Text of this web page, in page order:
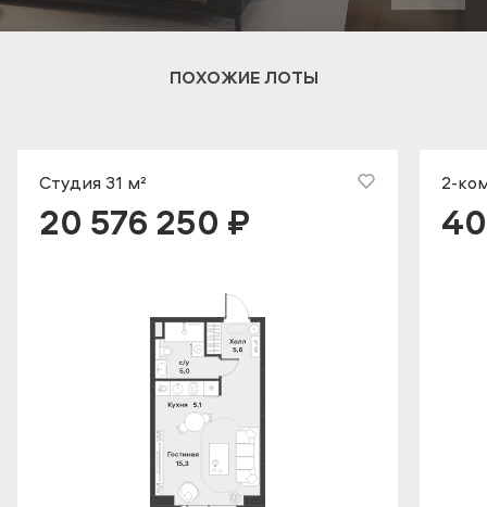
ПОХОЖИЕ ЛОТЫ
Студия 31 м²
20 576 250 ₽
2-